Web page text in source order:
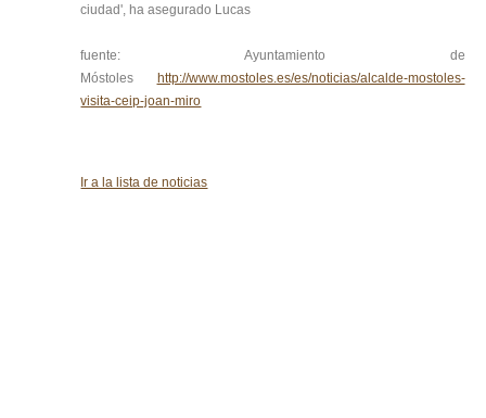
ciudad', ha asegurado Lucas
fuente: Ayuntamiento de
Móstoles
http://www.mostoles.es/es/noticias/alcalde-mostoles-
visita-ceip-joan-miro
Ir a la lista de noticias